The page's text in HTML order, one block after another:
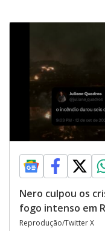
Nero culpou os
fogo intenso em
Reprodução/Twitter X